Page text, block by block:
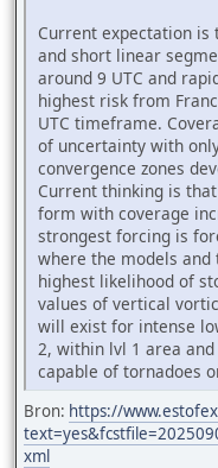
Current expectation is
and short linear
around 9 UTC and
highest risk from
UTC timeframe.
of uncertainty with
convergence zones
Current thinking is
form with coverage
strongest forcing is
where the models
highest likelihood of
values of vertical
will exist for intense
2, within lvl 1 area
capable of tornadoes
Bron: https://
xml